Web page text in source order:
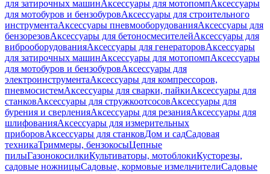
для затирочных машинАксессуары для мотопомпАксессуары
для мотобуров и бензобуровАксессуары для строительного
инструментаАксессуары пневмооборудованияАксессуары для
бензорезовАксессуары для бетоносмесителейАксессуары для
виброоборудованияАксессуары для генераторовАксессуары
для затирочных машинАксессуары для мотопомпАксессуары
для мотобуров и бензобуровАксессуары для
электроинструментаАксессуары для компрессоров,
пневмосистемАксессуары для сварки, пайкиАксессуары для
станковАксессуары для стружкоотсосовАксессуары для
бурения и сверленияАксессуары для резанияАксессуары для
шлифованияАксессуары для измерительных
приборовАксессуары для станковДом и садСадовая
техникаТриммеры, бензокосыЦепные
пилыГазонокосилкиКультиваторы, мотоблокиКусторезы,
садовые ножницыСадовые, кормовые измельчителиСадовые